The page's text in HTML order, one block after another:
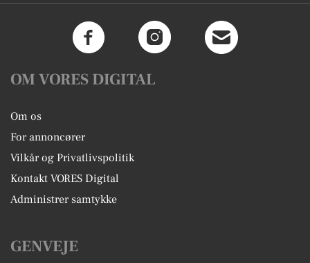
OM VORES DIGITAL
Om os
For annoncører
Vilkår og Privatlivspolitik
Kontakt VORES Digital
Administrer samtykke
GENVEJE